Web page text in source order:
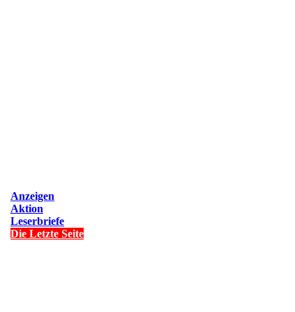
Anzeigen
Aktion
Leserbriefe
Die Letzte Seite